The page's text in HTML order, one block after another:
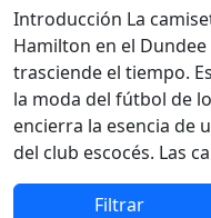
Introducción La
Hamilton en el
trasciende el tiempo.
la moda del fútbol de
encierra la esencia de
del club escocés. Las
Filtrar